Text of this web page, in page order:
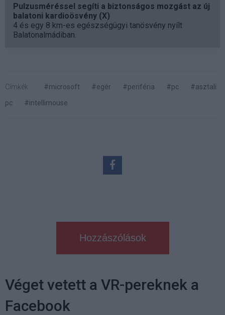
Pulzusméréssel segíti a biztonságos mozgást az új
balatoni kardioösvény (X)
4 és egy 8 km-es egészségügyi tanösvény nyílt
Balatonalmádiban.
Címkék: #microsoft #egér #periféria #pc
#asztali
pc
#intellimouse
Hozzászólások
Véget vetett a VR-pereknek a
Facebook